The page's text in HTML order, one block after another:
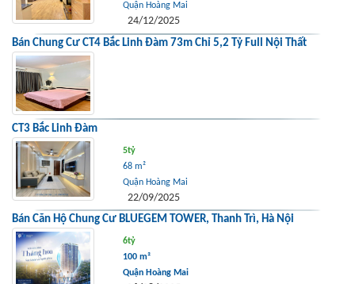
Quận Hoàng Mai
24/12/2025
Bán Chung Cư CT4 Bắc Linh Đàm 73m Chỉ 5,2 Tỷ Full Nội Thất
CT3 Bắc Linh Đàm
5tỷ
68 m²
Quận Hoàng Mai
22/09/2025
Bán Căn Hộ Chung Cư BLUEGEM TOWER, Thanh Trì, Hà Nội
6tỷ
100 m²
Quận Hoàng Mai